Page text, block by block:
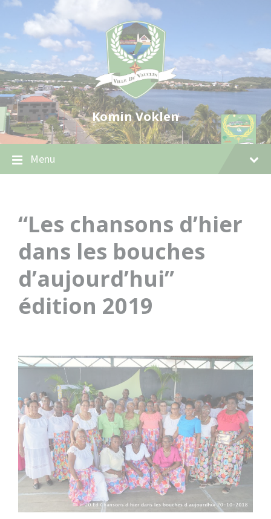
Skip
content
Skip
navigation
Skip
footer
Komin Voklen
Menu
“Les chansons d’hier
dans les bouches
d’aujourd’hui”
édition 2019